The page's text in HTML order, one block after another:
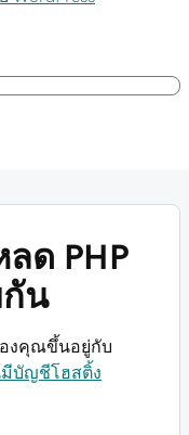
ด PHP
กัน
องคุณขึ้นอยู่กับ
บัญชีโฮสติ้ง